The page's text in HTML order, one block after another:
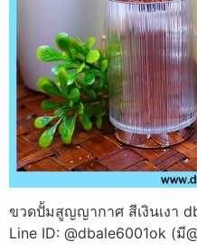
ขวดปั้มสูญญากาศ สีเงินเงา
Line ID: @dbale6001ok (มี